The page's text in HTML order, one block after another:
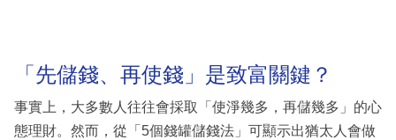
「先儲錢、再使錢」是致富關鍵？
事實上，大多數人往往會採取「使淨幾多，再儲幾多」的心
態理財。然而，從「5個錢罐儲錢法」可顯示出猶太人會做